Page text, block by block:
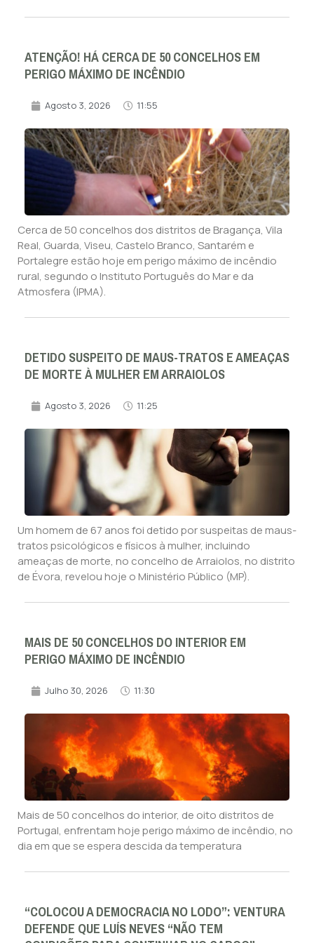
ATENÇÃO! HÁ CERCA DE 50 CONCELHOS EM
PERIGO MÁXIMO DE INCÊNDIO
Agosto 3, 2026 11:55
Cerca de 50 concelhos dos distritos de Bragança, Vila
Real, Guarda, Viseu, Castelo Branco, Santarém e
Portalegre estão hoje em perigo máximo de incêndio
rural, segundo o Instituto Português do Mar e da
Atmosfera (IPMA).
DETIDO SUSPEITO DE MAUS-TRATOS E AMEAÇAS
DE MORTE À MULHER EM ARRAIOLOS
Agosto 3, 2026 11:25
Um homem de 67 anos foi detido por suspeitas de maus-
tratos psicológicos e físicos à mulher, incluindo
ameaças de morte, no concelho de Arraiolos, no distrito
de Évora, revelou hoje o Ministério Público (MP).
MAIS DE 50 CONCELHOS DO INTERIOR EM
PERIGO MÁXIMO DE INCÊNDIO
Julho 30, 2026 11:30
Mais de 50 concelhos do interior, de oito distritos de
Portugal, enfrentam hoje perigo máximo de incêndio, no
dia em que se espera descida da temperatura
“COLOCOU A DEMOCRACIA NO LODO”: VENTURA
DEFENDE QUE LUÍS NEVES “NÃO TEM